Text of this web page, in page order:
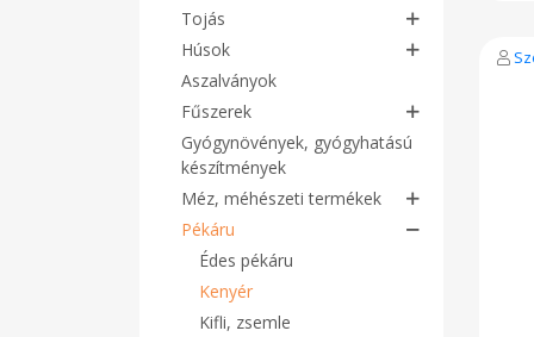
Tojás
Húsok
Aszalványok
Fűszerek
Gyógynövények, gyógyhatású
készítmények
Méz, méhészeti termékek
Pékáru
Édes pékáru
Kenyér
Kifli, zsemle